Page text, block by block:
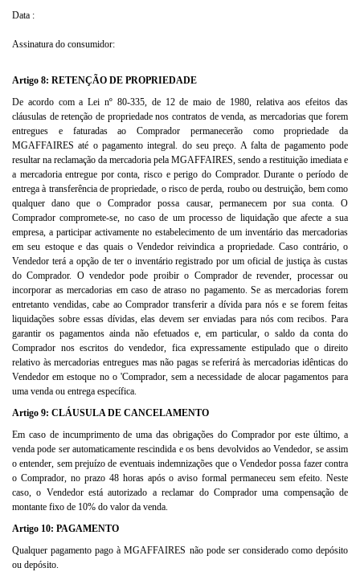
Data :
Assinatura do consumidor:
Artigo 8: RETENÇÃO DE PROPRIEDADE
De acordo com a Lei nº 80-335, de 12 de maio de 1980, relativa aos efeitos das
cláusulas de retenção de propriedade nos contratos de venda, as mercadorias que forem
entregues e faturadas ao Comprador permanecerão como propriedade da
MGAFFAIRES até o pagamento integral. do seu preço. A falta de pagamento pode
resultar na reclamação da mercadoria pela MGAFFAIRES, sendo a restituição imediata e
a mercadoria entregue por conta, risco e perigo do Comprador. Durante o período de
entrega à transferência de propriedade, o risco de perda, roubo ou destruição, bem como
qualquer dano que o Comprador possa causar, permanecem por sua conta. O
Comprador compromete-se, no caso de um processo de liquidação que afecte a sua
empresa, a participar activamente no estabelecimento de um inventário das mercadorias
em seu estoque e das quais o Vendedor reivindica a propriedade. Caso contrário, o
Vendedor terá a opção de ter o inventário registrado por um oficial de justiça às custas
do Comprador. O vendedor pode proibir o Comprador de revender, processar ou
incorporar as mercadorias em caso de atraso no pagamento. Se as mercadorias forem
entretanto vendidas, cabe ao Comprador transferir a dívida para nós e se forem feitas
liquidações sobre essas dívidas, elas devem ser enviadas para nós com recibos. Para
garantir os pagamentos ainda não efetuados e, em particular, o saldo da conta do
Comprador nos escritos do vendedor, fica expressamente estipulado que o direito
relativo às mercadorias entregues mas não pagas se referirá às mercadorias idênticas do
Vendedor em estoque no o 'Comprador, sem a necessidade de alocar pagamentos para
uma venda ou entrega específica.
Artigo 9: CLÁUSULA DE CANCELAMENTO
Em caso de incumprimento de uma das obrigações do Comprador por este último, a
venda pode ser automaticamente rescindida e os bens devolvidos ao Vendedor, se assim
o entender, sem prejuízo de eventuais indemnizações que o Vendedor possa fazer contra
o Comprador, no prazo 48 horas após o aviso formal permaneceu sem efeito. Neste
caso, o Vendedor está autorizado a reclamar do Comprador uma compensação de
montante fixo de 10% do valor da venda.
Artigo 10: PAGAMENTO
Qualquer pagamento pago à MGAFFAIRES não pode ser considerado como depósito
ou depósito.